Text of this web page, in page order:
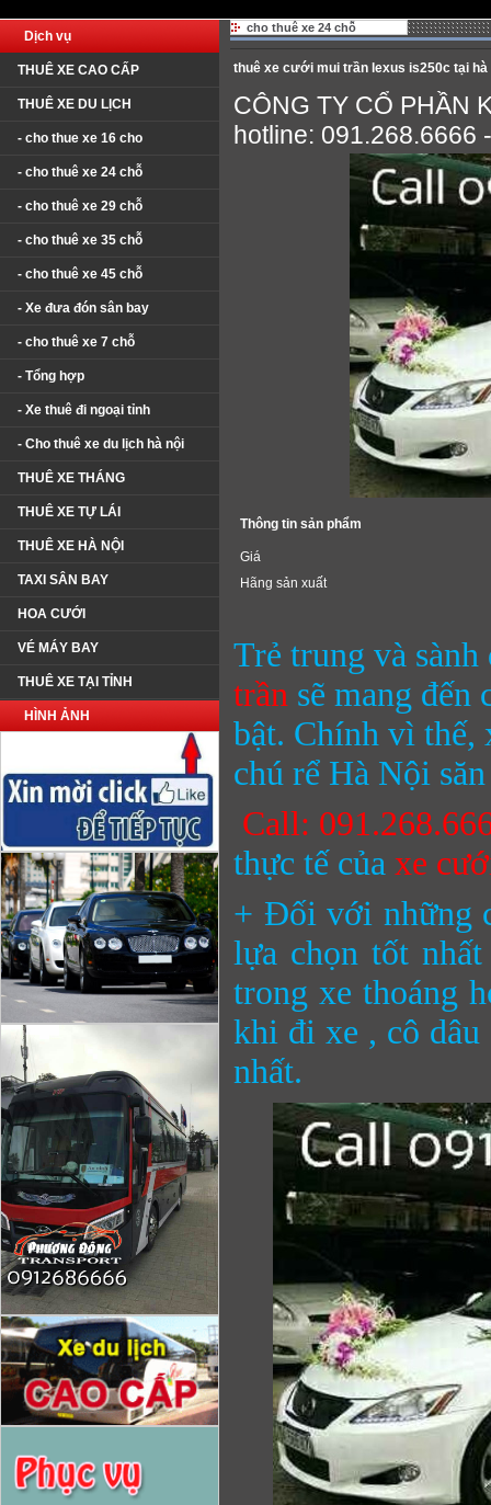
Dịch vụ
THUÊ XE CAO CẤP
THUÊ XE DU LỊCH
- cho thue xe 16 cho
- cho thuê xe 24 chỗ
- cho thuê xe 29 chỗ
- cho thuê xe 35 chỗ
- cho thuê xe 45 chỗ
- Xe đưa đón sân bay
- cho thuê xe 7 chỗ
- Tổng hợp
- Xe thuê đi ngoại tỉnh
- Cho thuê xe du lịch hà nội
THUÊ XE THÁNG
THUÊ XE TỰ LÁI
THUÊ XE HÀ NỘI
TAXI SÂN BAY
HOA CƯỚI
VÉ MÁY BAY
THUÊ XE TẠI TỈNH
HÌNH ẢNH
cho thuê xe 24 chỗ
thuê xe cưới mui trần lexus is250c tại hà
CÔNG TY CỔ PHẦN
hotline: 091.268.6666
Thông tin sản phẩm
Giá
Hãng sản xuất
Trẻ trung và
trần sẽ mang đến
bật. Chính vì thế,
chú rể Hà Nội
Call:
thực tế của xe
+ Đối với những
lựa chọn tốt
trong xe thoáng
khi đi xe , cô dâu
nhất.